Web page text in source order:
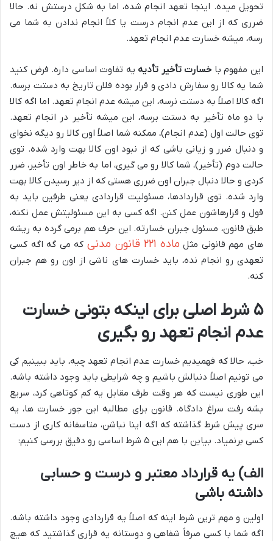
تحویل میده. اینجا تعهد انجام شده، اما به شکل درستش نه. حالا
ضرری که از این عدم انجام درست یا کلاً انجام ندادن به شما می
رسه، میشه خسارت عدم انجام تعهد.
این مفهوم با خسارت تأخیر تأدیه یه تفاوت اساسی داره. فرض کنید
شما یه کالا رو سفارش دادی و قرار بوده فلان تاریخ به دستت برسه.
اگه کالا اصلاً به دستت نرسه، این میشه عدم انجام تعهد. اما اگه کالا
با دو ماه تأخیر به دستت برسه، این میشه تأخیر در انجام تعهد.
توی حالت اول (عدم انجام)، ممکنه شما اصلاً اون کالا رو دیگه نخوای
و دنبال ضرر و زیانی باشی که از نبود اون کالا بهت وارد شده. توی
حالت دوم (تأخیر)، شما کالا رو می گیری، اما به خاطر اون تأخیر، ضرر
کردی و حالا دنبال جبران اون ضرری هستی که از دیر رسیدن کالا بهت
وارد شده. توی قراردادها، مسئولیت قراردادی یعنی طرفین باید به
قول و قرارهاشون عمل کنن. اگه کسی به این مسئولیتش عمل نکنه،
طبق قانون، مسئول جبران خسارته. این حرف هم برمی گرده به ریشه
های مهم قانونی مثل ماده ۲۲۱ قانون مدنی
که می گه اگه کسی
تعهدی رو انجام نده، باید خسارت های ناشی از اون رو هم جبران
کنه.
۵ شرط اصلی برای اینکه بتونی خسارت
عدم انجام تعهد رو بگیری
خب، حالا که فهمیدیم خسارت عدم انجام تعهد چیه، باید ببینیم کی
می تونیم اصلاً دنبالش باشیم و چه شرایطی باید وجود داشته باشه.
این طوری نیست که هر وقت طرف مقابل یه کم کوتاهی کرد، سریع
بشه رفت سراغ دادگاه. قانون برای مطالبه این جور خسارت ها، یه
سری پیش شرط گذاشته که اگه اینا نباشن، متاسفانه کاری از دست
کسی برنمیاد. بیاین با هم این ۵ شرط اساسی رو دقیق بررسی کنیم:
الف) یه قرارداد معتبر و درست و حسابی
داشته باشی
اولین و مهم ترین شرط اینه که اصلاً یه قراردادی وجود داشته باشه.
اگه شما با کسی صرفاً شفاهی و دوستانه یه قراری گذاشتید که هیچ